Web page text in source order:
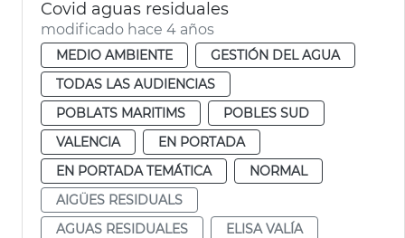
Covid aguas residuales
modificado hace 4 años
MEDIO AMBIENTE
GESTIÓN DEL AGUA
TODAS LAS AUDIENCIAS
POBLATS MARITIMS
POBLES SUD
VALENCIA
EN PORTADA
EN PORTADA TEMÁTICA
NORMAL
AIGÜES RESIDUALS
AGUAS RESIDUALES
ELISA VALÍA